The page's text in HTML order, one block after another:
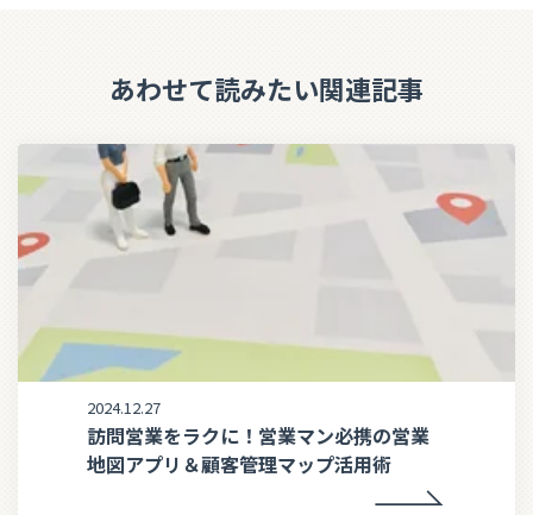
あわせて読みたい関連記事
2024.12.27
訪問営業をラクに！営業マン必携の営業
地図アプリ＆顧客管理マップ活用術